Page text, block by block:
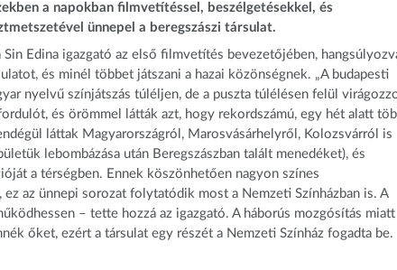
a napokban filmvetítéssel, beszélgetésekkel, és
ünnepel a beregszászi társulat.
Edina igazgató az első filmvetítés bevezetőjében,
és minél többet játszani a hazai közönségnek. „A budapesti
nyelvű színjátszás túléljen, de a puszta túlélésen felül
és örömmel látták azt, hogy rekordszámú, egy hét alatt
láttak Magyarországról, Marosvásárhelyről, Kolozsvárról is
lebombázása után Beregszászban talált menedéket), és
a térségben. Ennek köszönhetően nagyon színes
az ünnepi sorozat folytatódik most a Nemzeti Színházban is. A
– tette hozzá az igazgató. A háborús mozgósítás miatt
őket, ezért a társulat egy részét a Nemzeti Színház fogadta be.